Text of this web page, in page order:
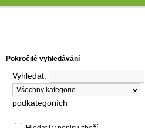
Pokročilé vyhledávání
Vyhledat:
podkategoriích